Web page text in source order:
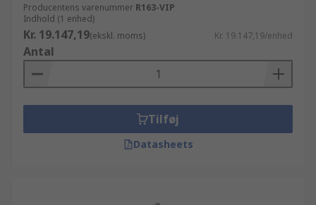
Producentens varenummer R163-VIP
Indhold (1 enhed)
Kr. 19.147,19(ekskl. moms) Kr. 19.147,19/enhed
Antal
Tilføj
Datasheets